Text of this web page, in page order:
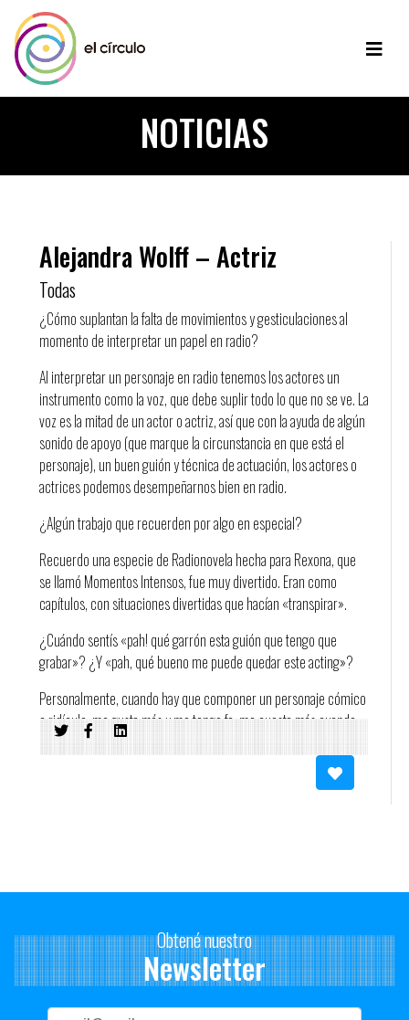
NOTICIAS
Alejandra Wolff – Actriz
Todas
¿Cómo suplantan la falta de movimientos y gesticulaciones al
momento de interpretar un papel en radio?
Al interpretar un personaje en radio tenemos los actores un
instrumento como la voz, que debe suplir todo lo que no se ve. La
voz es la mitad de un actor o actriz, así que con la ayuda de algún
sonido de apoyo (que marque la circunstancia en que está el
personaje), un buen guión y técnica de actuación, los actores o
actrices podemos desempeñarnos bien en radio.
¿Algún trabajo que recuerden por algo en especial?
Recuerdo una especie de Radionovela hecha para Rexona, que
se llamó Momentos Intensos, fue muy divertido. Eran como
capítulos, con situaciones divertidas que hacían «transpirar».
¿Cuándo sentís «pah! qué garrón esta guión que tengo que
grabar»? ¿Y «pah, qué bueno me puede quedar este acting»?
Personalmente, cuando hay que componer un personaje cómico
o ridículo, me gusta más y me tengo fe; me cuesta más cuando
es más en serio y de locución, porque justamente no soy
locutora y lo que he hecho en radio es desde la actuación y la
corregirse y crecer.
Obtené nuestro
Newsletter